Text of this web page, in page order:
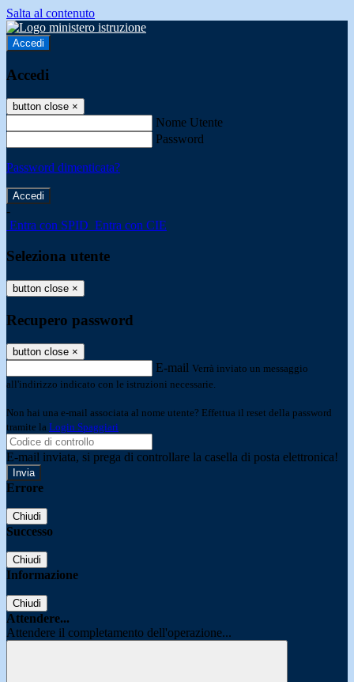
Salta al contenuto
Accedi
Accedi
button close ×
Nome Utente
Password
Password dimenticata?
-
Entra con SPID Entra con CIE
Seleziona utente
button close ×
Recupero password
button close ×
E-mail Verrà inviato un messaggio
all'indirizzo indicato con le istruzioni necessarie.
Non hai una e-mail associata al nome utente? Effettua il reset della password
tramite la Login Spaggiari
E-mail inviata, si prega di controllare la casella di posta elettronica!
Errore
Chiudi
Successo
Chiudi
Informazione
Chiudi
Attendere...
Attendere il completamento dell'operazione...